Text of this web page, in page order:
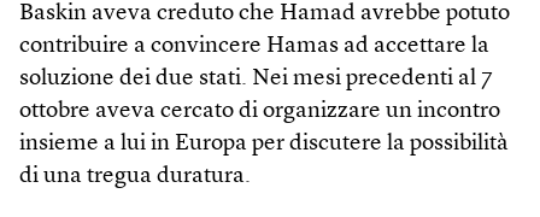
Baskin aveva creduto che Hamad avrebbe potuto
contribuire a convincere Hamas ad accettare la
soluzione dei due stati. Nei mesi precedenti al 7
ottobre aveva cercato di organizzare un incontro
insieme a lui in Europa per discutere la possibilità
di una tregua duratura.